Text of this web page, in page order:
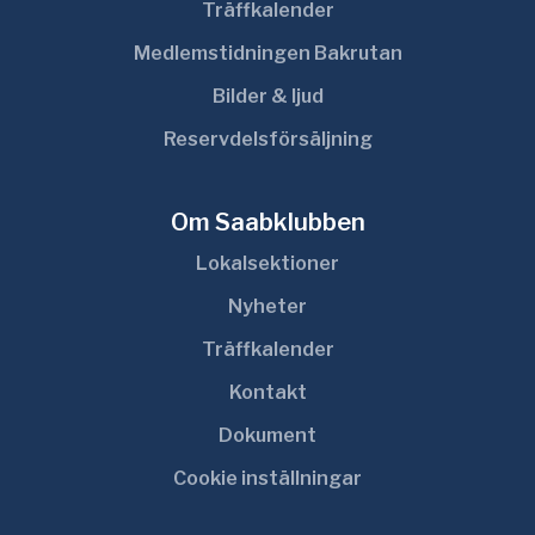
Träffkalender
Medlemstidningen Bakrutan
Bilder & ljud
Reservdelsförsäljning
Om Saabklubben
Lokalsektioner
Nyheter
Träffkalender
Kontakt
Dokument
Cookie inställningar